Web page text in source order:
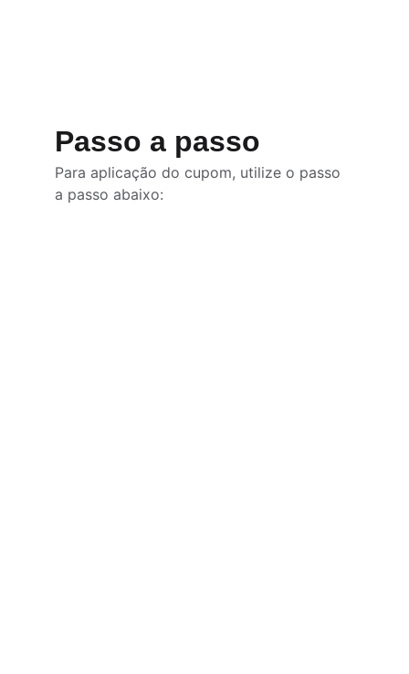
Passo a passo
Para aplicação do cupom, utilize o passo
a passo abaixo: